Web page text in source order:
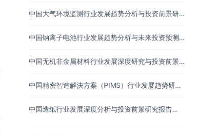
中国大气环境监测行业发展趋势分析与投资前景研
中国钠离子电池行业发展趋势分析与未来投资预测
中国无机非金属材料行业发展深度研究与投资前景
中国精密智造解決方案（PIMS）行业发展趋势研究
中国造纸行业发展深度分析与投资前景研究报告